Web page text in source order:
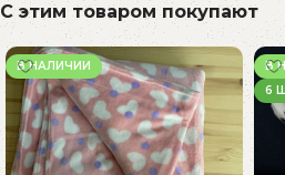
С этим товаром покупают
В НАЛИЧИИ
В
6